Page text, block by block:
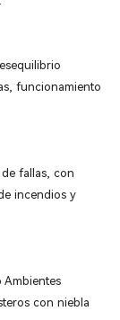
funcionamiento
fallas, con
incendios y
Ambientes
con niebla